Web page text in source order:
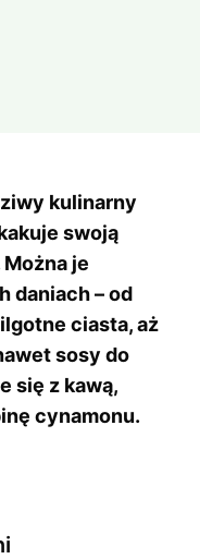
kulinarny
swoją
je
daniach – od
ciasta, aż
sosy do
się z kawą,
cynamonu.